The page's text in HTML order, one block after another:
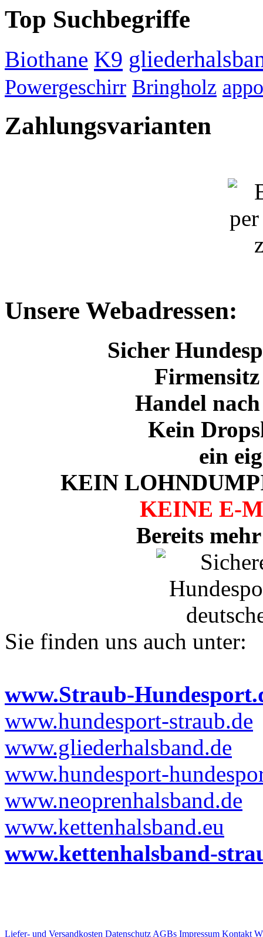
Top Suchbegriffe
Biothane K9
Powergeschirr Bringholz
Zahlungsvarianten
Unsere Webadressen:
Sicher
Handel
Kein
ein
KEIN
KEINE E-
Bereits
Sie finden uns auch unter:
www.Straub-
www.hundesport-straub.de
www.gliederhalsband.de
www.hundesport-
www.neoprenhalsband.de
www.kettenhalsband.eu
www.kettenhalsband-
Liefer- und Versandkosten Datenschutz AGBs Impressum Kontakt